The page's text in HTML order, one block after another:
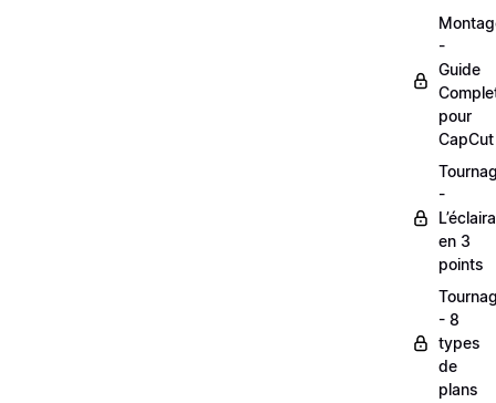
-
Guide
pour
CapCut
-
en 3
points
- 8
types
de
plans